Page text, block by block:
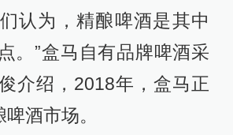
认为，精酿啤酒是其中
。”盒马自有品牌啤酒采
介绍，2018年，盒马正
酒市场。